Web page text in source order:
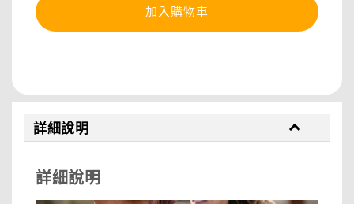
加入購物車
詳細說明
詳細說明